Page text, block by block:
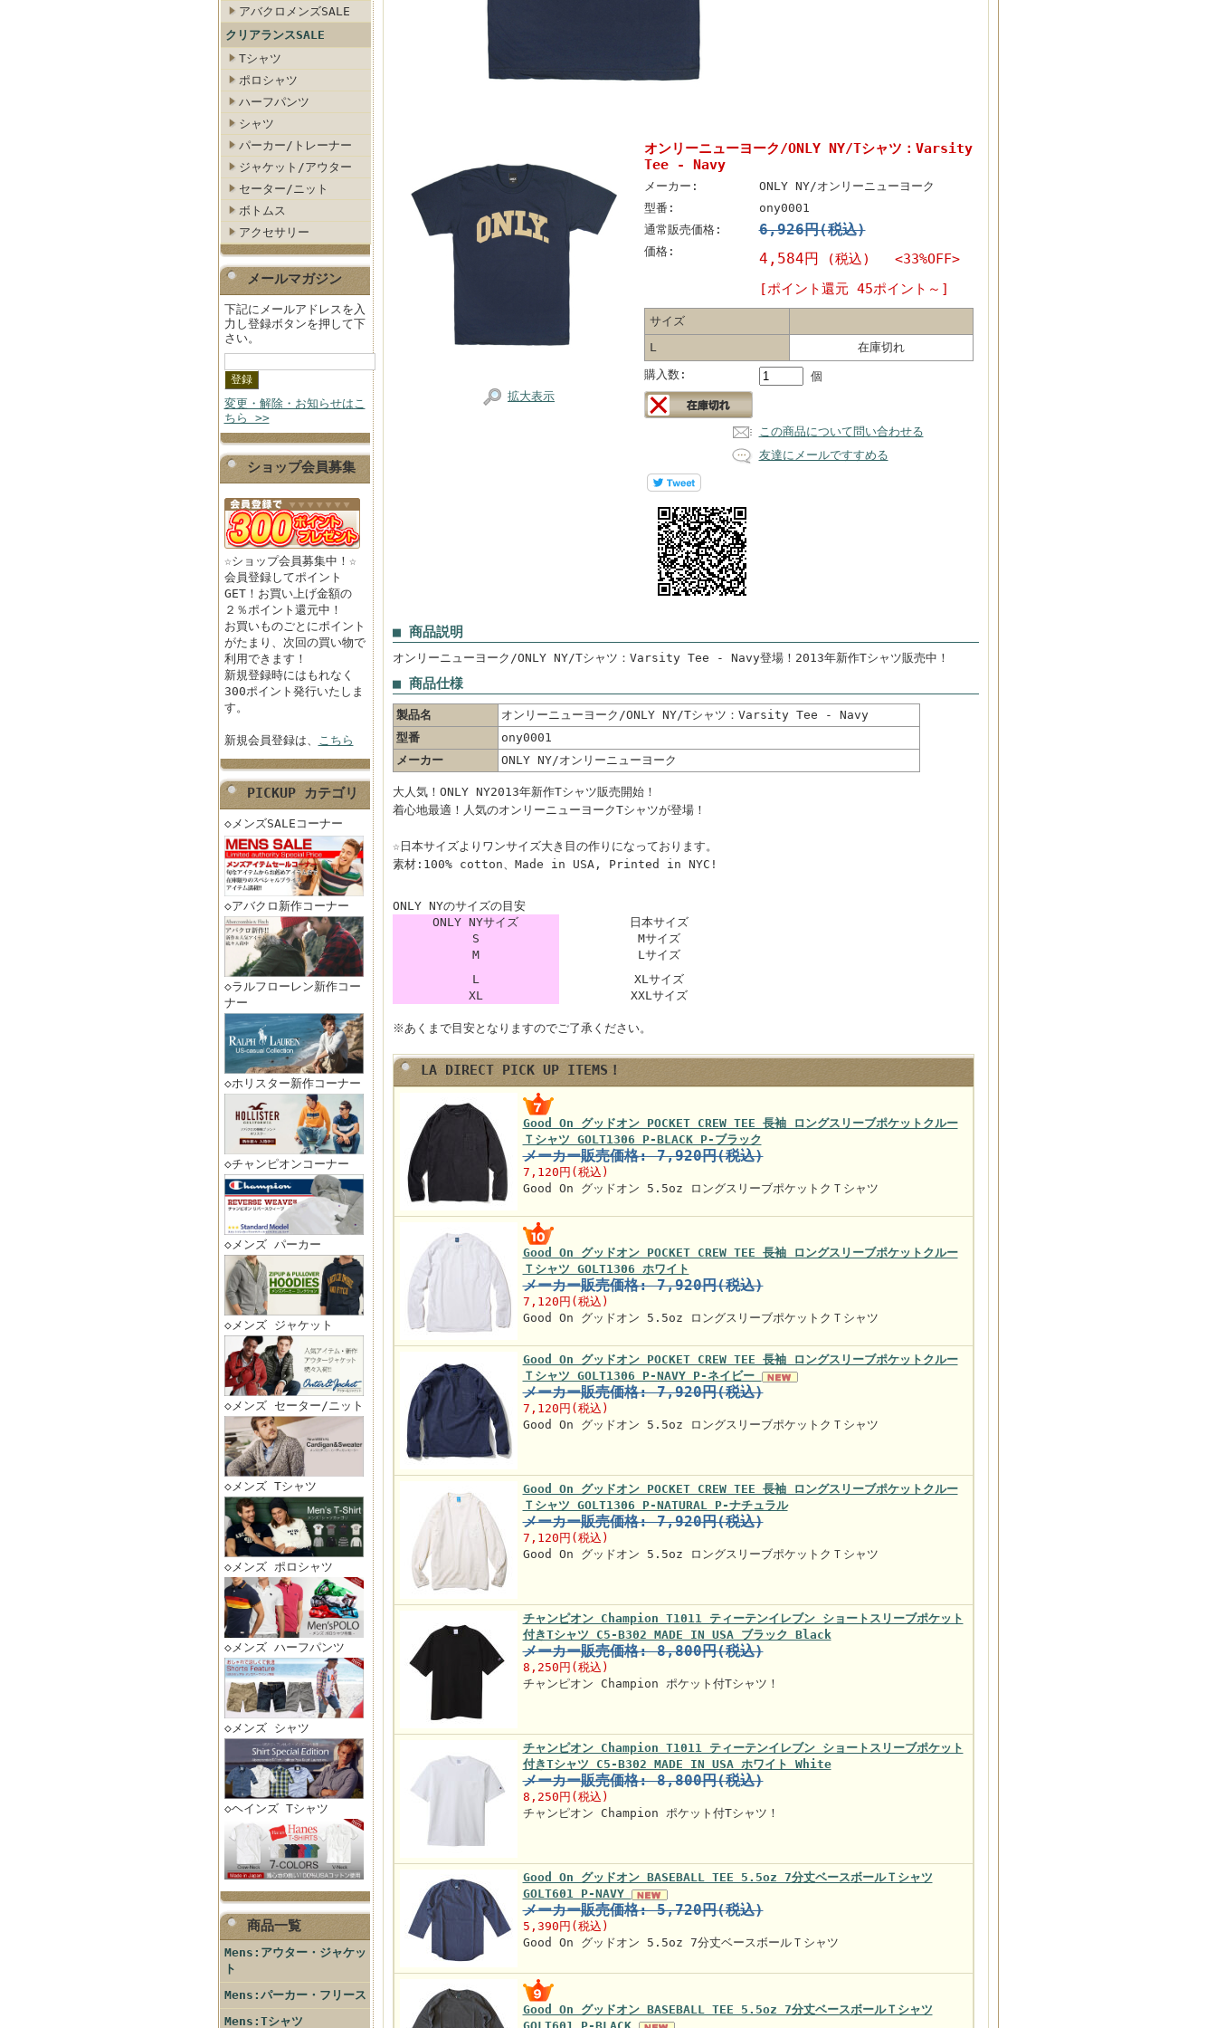
アバクロメンズSALE
クリアランスSALE
Tシャツ
ポロシャツ
ハーフパンツ
シャツ
パーカー/トレーナー
ジャケット/アウター
セーター/ニット
ボトムス
アクセサリー
メールマガジン
下記にメールアドレスを入
力し登録ボタンを押して下
さい。
変更・解除・お知らせはこ
ちら >>
ショップ会員募集
☆ショップ会員募集中！☆
会員登録してポイント
GET！お買い上げ金額の
２％ポイント還元中！
お買いものごとにポイント
がたまり、次回の買い物で
利用できます！
新規登録時にはもれなく
300ポイント発行いたしま
す。
新規会員登録は、 こちら
PICKUP カテゴリ
◇メンズSALEコーナー
◇アバクロ新作コーナー
◇ラルフローレン新作コー
ナー
◇ホリスター新作コーナー
◇チャンピオンコーナー
◇メンズ パーカー
◇メンズ ジャケット
◇メンズ セーター/ニット
◇メンズ Tシャツ
◇メンズ ポロシャツ
◇メンズ ハーフパンツ
◇メンズ シャツ
◇ヘインズ Tシャツ
商品一覧
Mens:アウター・ジャケッ
ト
Mens:パーカー・フリース
Mens:Tシャツ
拡大表示
オンリーニューヨーク/ONLY NY/Tシャツ：Varsity
Tee - Navy
メーカー:
ONLY NY/オンリーニューヨーク
型番:
ony0001
通常販売価格:
6,926円(税込)
価格: 4,584円 (税込) <33%OFF>
[ポイント還元 45ポイント～]
サイズ
L
在庫切れ
購入数:
個
この商品について問い合わせる
友達にメールですすめる
■ 商品説明
オンリーニューヨーク/ONLY NY/Tシャツ：Varsity Tee - Navy登場！2013年新作Tシャツ販売中！
■ 商品仕様
製品名
オンリーニューヨーク/ONLY NY/Tシャツ：Varsity Tee - Navy
型番
ony0001
メーカー
ONLY NY/オンリーニューヨーク
大人気！ONLY NY2013年新作Tシャツ販売開始！
着心地最適！人気のオンリーニューヨークTシャツが登場！
☆日本サイズよりワンサイズ大き目の作りになっております。
素材:100% cotton、Made in USA, Printed in NYC!
ONLY NYのサイズの目安
ONLY NYサイズ
日本サイズ
S
Mサイズ
M
Lサイズ
L
XLサイズ
XL
XXLサイズ
※あくまで目安となりますのでご了承ください。
LA DIRECT PICK UP ITEMS！
Good On グッドオン POCKET CREW TEE 長袖 ロングスリーブポケットクルー
Ｔシャツ GOLT1306 P-BLACK P-ブラック
メーカー販売価格: 7,920円(税込)
7,120円(税込)
Good On グッドオン 5.5oz ロングスリーブポケットクＴシャツ
Good On グッドオン POCKET CREW TEE 長袖 ロングスリーブポケットクルー
Ｔシャツ GOLT1306 ホワイト
メーカー販売価格: 7,920円(税込)
7,120円(税込)
Good On グッドオン 5.5oz ロングスリーブポケットクＴシャツ
Good On グッドオン POCKET CREW TEE 長袖 ロングスリーブポケットクルー
Ｔシャツ GOLT1306 P-NAVY P-ネイビー
メーカー販売価格: 7,920円(税込)
7,120円(税込)
Good On グッドオン 5.5oz ロングスリーブポケットクＴシャツ
Good On グッドオン POCKET CREW TEE 長袖 ロングスリーブポケットクルー
Ｔシャツ GOLT1306 P-NATURAL P-ナチュラル
メーカー販売価格: 7,920円(税込)
7,120円(税込)
Good On グッドオン 5.5oz ロングスリーブポケットクＴシャツ
チャンピオン Champion T1011 ティーテンイレブン ショートスリーブポケット
付きTシャツ C5-B302 MADE IN USA ブラック Black
メーカー販売価格: 8,800円(税込)
8,250円(税込)
チャンピオン Champion ポケット付Tシャツ！
チャンピオン Champion T1011 ティーテンイレブン ショートスリーブポケット
付きTシャツ C5-B302 MADE IN USA ホワイト White
メーカー販売価格: 8,800円(税込)
8,250円(税込)
チャンピオン Champion ポケット付Tシャツ！
Good On グッドオン BASEBALL TEE 5.5oz 7分丈ベースボールＴシャツ
GOLT601 P-NAVY
メーカー販売価格: 5,720円(税込)
5,390円(税込)
Good On グッドオン 5.5oz 7分丈ベースボールＴシャツ
Good On グッドオン BASEBALL TEE 5.5oz 7分丈ベースボールＴシャツ